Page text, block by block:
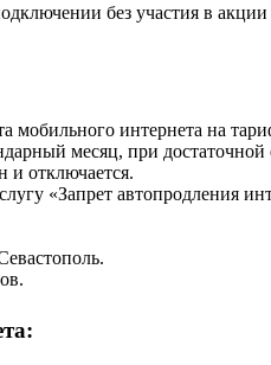
без участия в
мобильного интернета на
месяц, при достаточной
и отключается.
«Запрет автопродления